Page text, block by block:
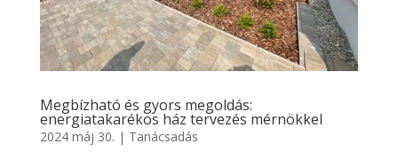
Megbízható és gyors megoldás:
energiatakarékos ház tervezés mérnökkel
2024 máj 30. | Tanácsadás